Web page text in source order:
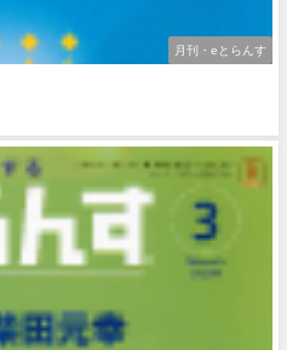
月刊・eとらんす